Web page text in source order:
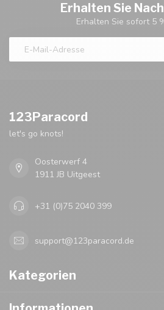
Erhalten Sie
Erhalten Sie sofort 5
123Paracord
let's go knots!
Oosterwerf 4
1911 JB Uitgeest
+31 (0)75 2040 399
support@123paracord.de
Kategorien